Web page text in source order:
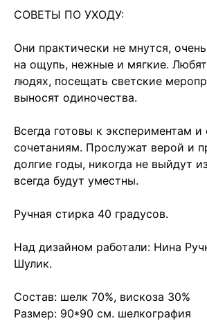
СОВЕТЫ ПО УХОДУ:
Они практически не мнутся,
на ощупь, нежные и мягкие.
людях, посещать светские
выносят одиночества.
Всегда готовы к экспериментам
сочетаниям. Прослужат верой и
долгие годы, никогда не выйдут
всегда будут уместны.
Ручная стирка 40 градусов.
Над дизайном работали: Нина
Шулик.
Состав: шелк 70%, вискоза 30%
Размер: 90*90 см. шелкография